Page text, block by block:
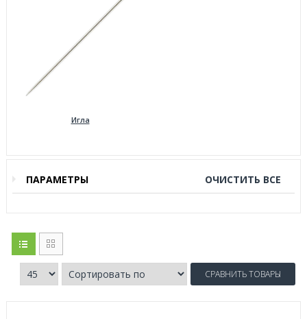
Игла
ПАРАМЕТРЫ ОЧИСТИТЬ ВСЕ
СРАВНИТЬ ТОВАРЫ